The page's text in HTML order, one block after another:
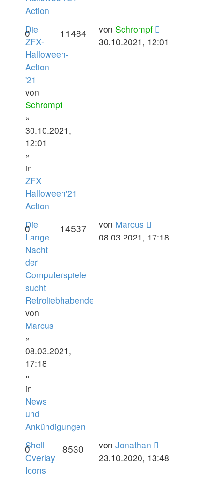
Action
Die
ZFX-
Halloween-
Action
'21
von
Schrompf
»
30.10.2021,
12:01
»
in
ZFX
Halloween'21
Action
0 11484 von Schrompf
30.10.2021, 12:01
Die
Lange
Nacht
der
Computerspiele
sucht
Retroliebhabende
von
Marcus
»
08.03.2021,
17:18
»
in
News
und
Ankündigungen
0 14537 von Marcus
08.03.2021, 17:18
Shell
Overlay
Icons
0 8530 von Jonathan
23.10.2020, 13:48